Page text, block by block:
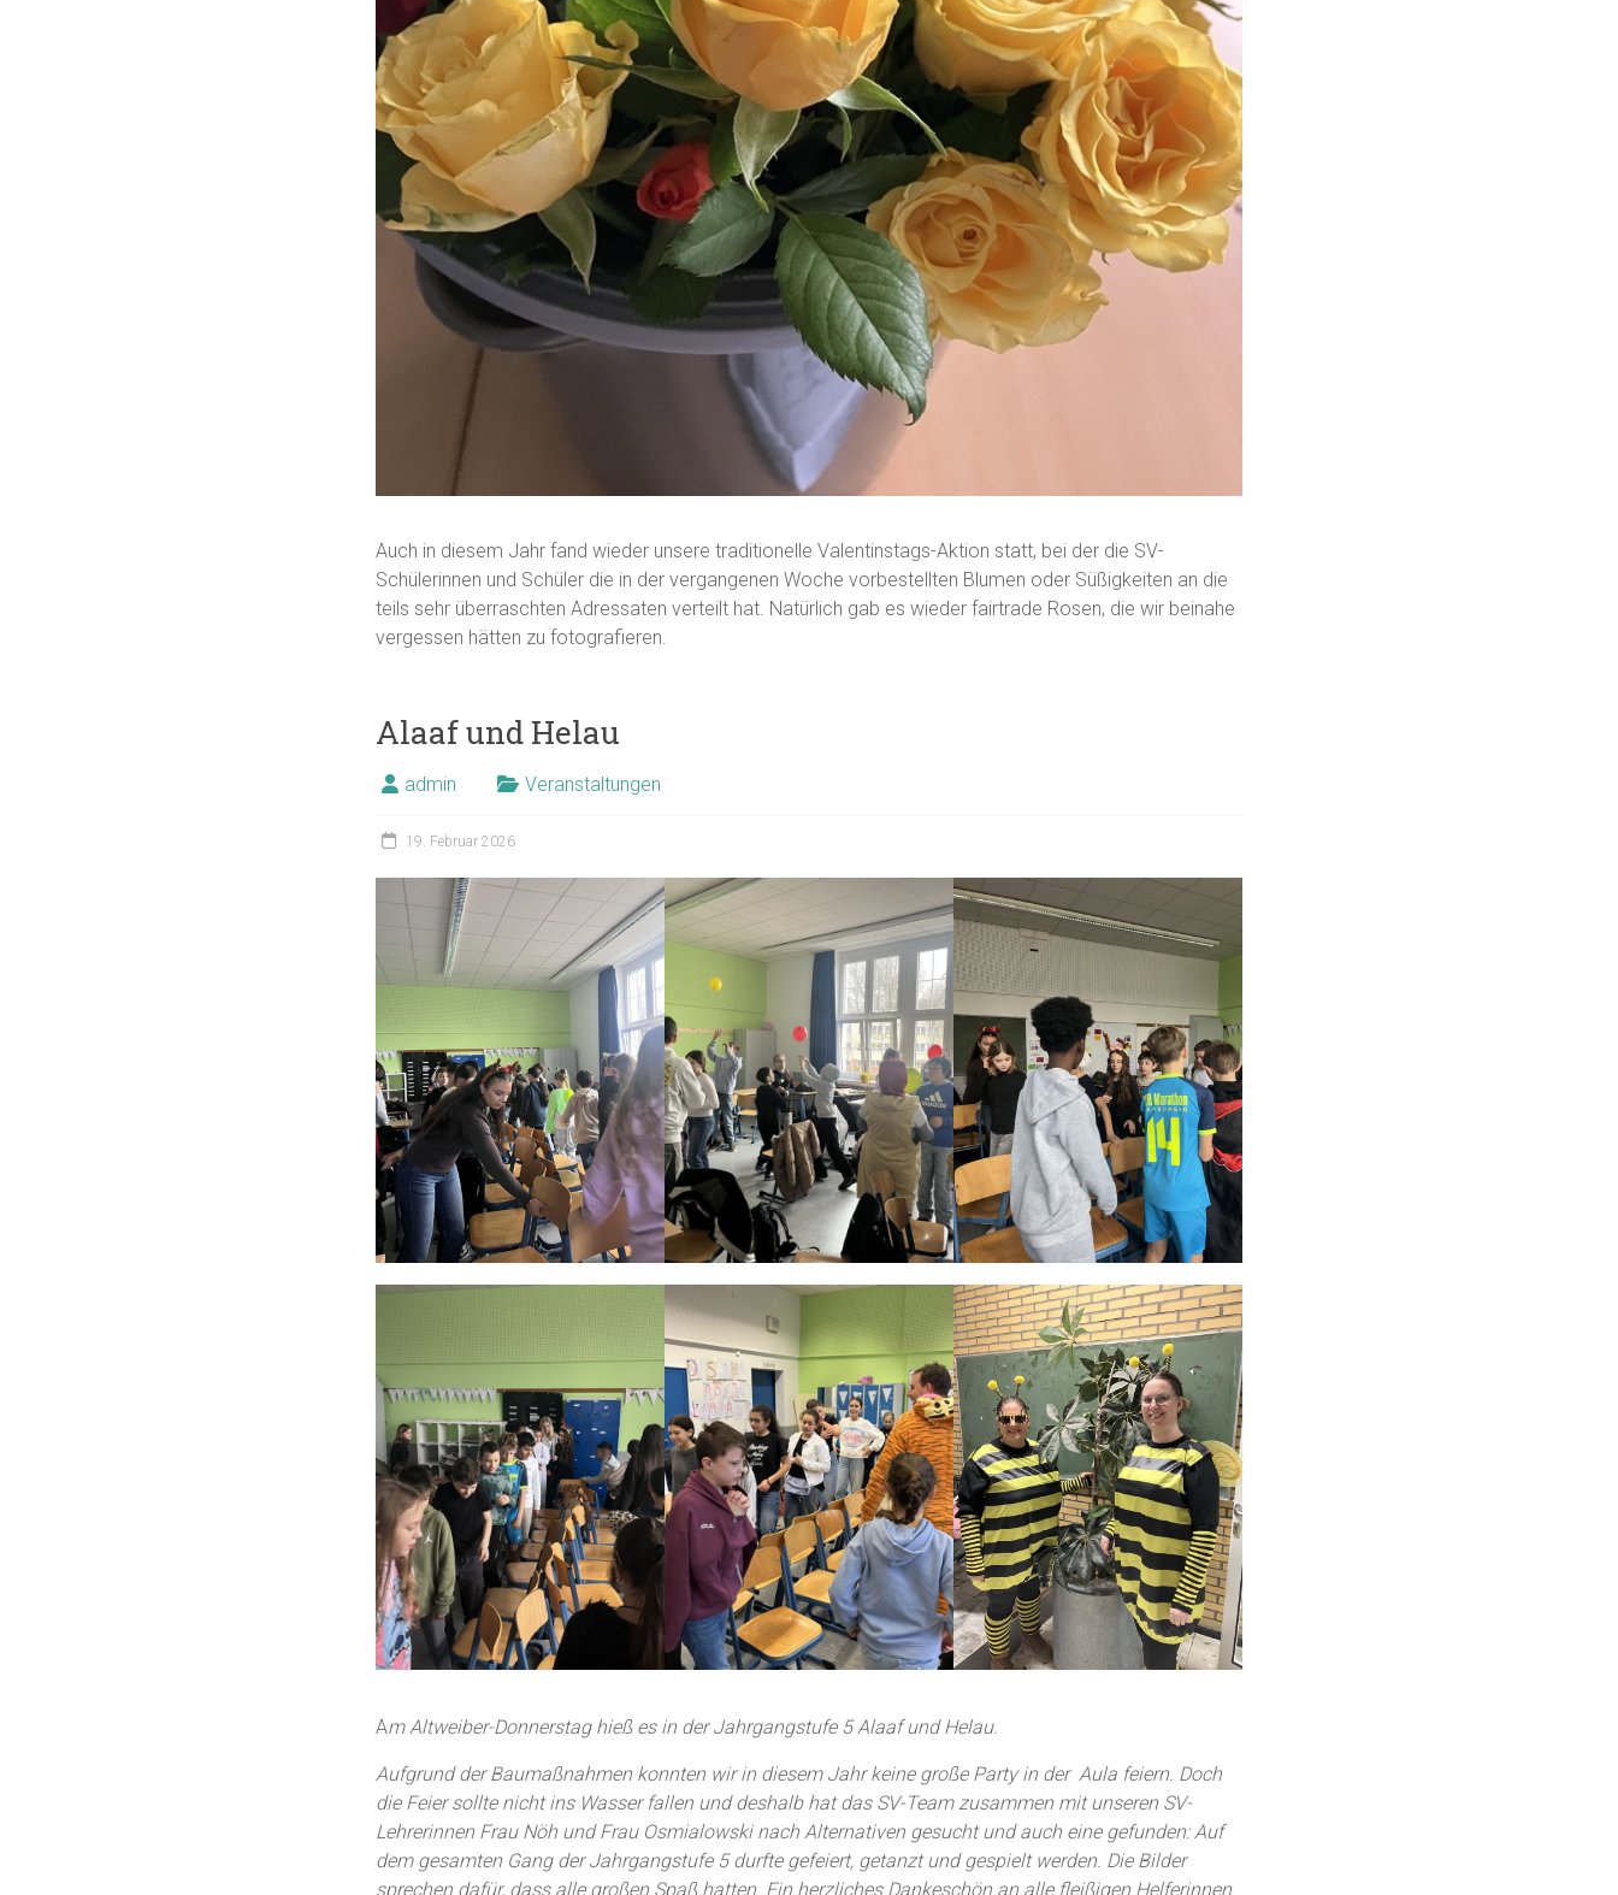
Auch in diesem Jahr fand wieder unsere traditionelle Valentinstags-Aktion statt, bei der die SV-
Schülerinnen und Schüler die in der vergangenen Woche vorbestellten Blumen oder Süßigkeiten an die
teils sehr überraschten Adressaten verteilt hat. Natürlich gab es wieder fairtrade Rosen, die wir beinahe
vergessen hätten zu fotografieren.
Alaaf und Helau
admin Veranstaltungen
19. Februar 2026
Am Altweiber-Donnerstag hieß es in der Jahrgangstufe 5 Alaaf und Helau.
Aufgrund der Baumaßnahmen konnten wir in diesem Jahr keine große Party in der Aula feiern. Doch
die Feier sollte nicht ins Wasser fallen und deshalb hat das SV-Team zusammen mit unseren SV-
Lehrerinnen Frau Nöh und Frau Osmialowski nach Alternativen gesucht und auch eine gefunden: Auf
dem gesamten Gang der Jahrgangstufe 5 durfte gefeiert, getanzt und gespielt werden. Die Bilder
sprechen dafür, dass alle großen Spaß hatten. Ein herzliches Dankeschön an alle fleißigen Helferinnen